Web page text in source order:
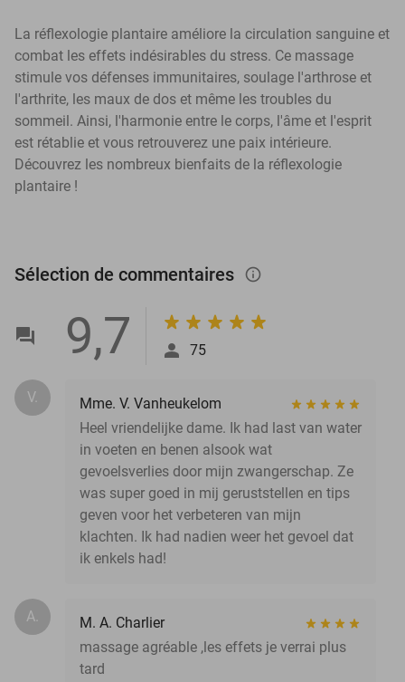
La réflexologie plantaire améliore la circulation sanguine et
combat les effets indésirables du stress. Ce massage
stimule vos défenses immunitaires, soulage l'arthrose et
l'arthrite, les maux de dos et même les troubles du
sommeil. Ainsi, l'harmonie entre le corps, l'âme et l'esprit
est rétablie et vous retrouverez une paix intérieure.
Découvrez les nombreux bienfaits de la réflexologie
plantaire !
Sélection de commentaires info_outlined
9,7 75
V.
Mme. V. Vanheukelom
Heel vriendelijke dame. Ik had last van water
in voeten en benen alsook wat
gevoelsverlies door mijn zwangerschap. Ze
was super goed in mij geruststellen en tips
geven voor het verbeteren van mijn
klachten. Ik had nadien weer het gevoel dat
ik enkels had!
A.
M. A. Charlier
massage agréable ,les effets je verrai plus
tard